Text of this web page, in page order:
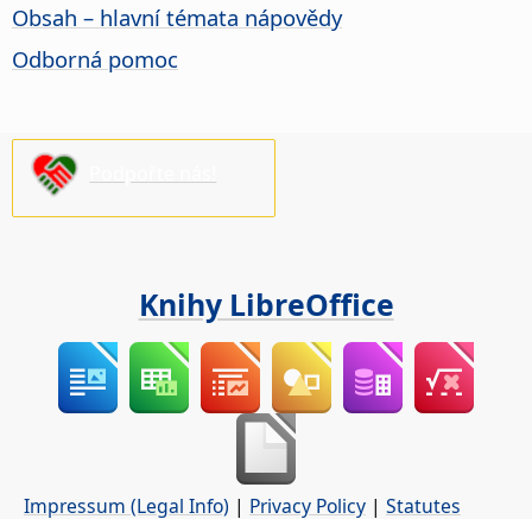
Obsah – hlavní témata nápovědy
Odborná pomoc
Knihy LibreOffice
Impressum (Legal Info) | Privacy Policy | Statutes